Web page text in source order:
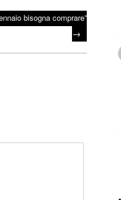
bisogna comprare”
→